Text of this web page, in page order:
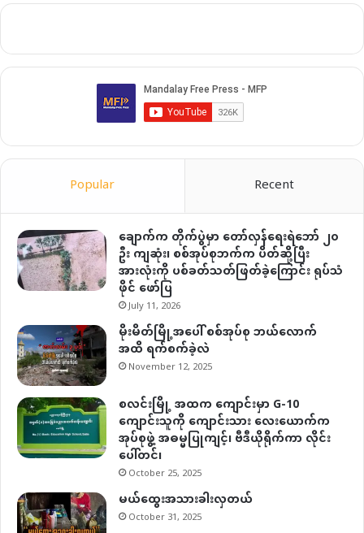
Popular Recent
ချောက်က တိုက်ပွဲမှာ တော်လှန်ရေးရဲဘော် ၂၀
ဦး ကျဆုံး၊ စစ်အုပ်စုဘက်က ပိတ်ဆို့ပြီး
အားလုံးကို ပစ်ခတ်သတ်ဖြတ်ခဲ့ကြောင်း ရုပ်သံ
ဖိုင် ဖော်ပြ
July 11, 2026
မိုးမိတ်မြို့အပေါ် စစ်အုပ်စု ဘယ်လောက်
အထိ ရက်စက်ခဲ့လဲ
November 12, 2025
စလင်းမြို့ အထက ကျောင်းမှာ G-10
ကျောင်းသူကို ကျောင်းသား လေးယောက်က
အုပ်စုဖွဲ့ အဓမ္မပြုကျင့်၊ ဗီဒီယိုရိုက်ကာ လိုင်း
ပေါ်တင်၊
October 25, 2025
မယ်ထွေးအသားခါးလှတယ်
October 31, 2025